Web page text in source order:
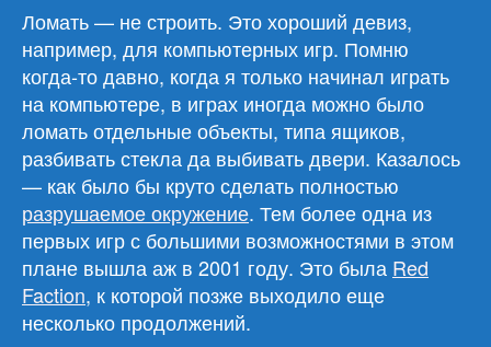
Ломать — не строить. Это хороший девиз,
например, для компьютерных игр. Помню
когда-то давно, когда я только начинал играть
на компьютере, в играх иногда можно было
ломать отдельные объекты, типа ящиков,
разбивать стекла да выбивать двери. Казалось
— как было бы круто сделать полностью
разрушаемое окружение. Тем более одна из
первых игр с большими возможностями в этом
плане вышла аж в 2001 году. Это была Red
Faction, к которой позже выходило еще
несколько продолжений.